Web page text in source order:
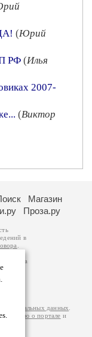
(Юрий
РФ (Илья
2007-
(Виктор
Магазин
Проза.ру
в
за
данных
о портале и